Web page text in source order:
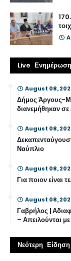
Live Ενημέρωση
August 08,
Δήμος Άργους-
διανεμήθηκαν
August 08,
Ναύπλιο
August 08,
Για ποιον είναι
August 08,
Γαβρήλος |
– Απειλούνται
Νεότερη Είδηση